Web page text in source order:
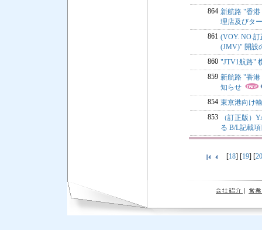
864 新航路 "香港
理店及びタ
861 (VOY. NO.訂
(JMV)" 開設
860 "JTV1航路"
859 新航路 "香港
知らせ
854 東京港向け
853
（訂正版）
る B/L記載
[18] [19] [20